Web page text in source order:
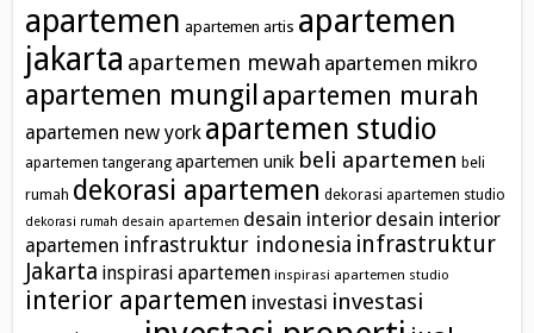
apartemen apartemen artis apartemen
jakarta apartemen mewah apartemen mikro
apartemen mungil apartemen murah
apartemen new york apartemen studio
apartemen tangerang apartemen unik beli apartemen beli
rumah dekorasi apartemen dekorasi apartemen studio
dekorasi rumah desain apartemen desain interior desain interior
apartemen infrastruktur indonesia infrastruktur
Jakarta inspirasi apartemen inspirasi apartemen studio
interior apartemen investasi investasi